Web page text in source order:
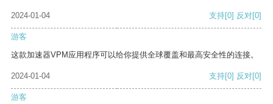
2024-01-04 支持[0] 反对[0]
游客
这款加速器VPM应用程序可以给你提供全球覆盖和最高安全性的连接。
2024-01-04 支持[0] 反对[0]
游客